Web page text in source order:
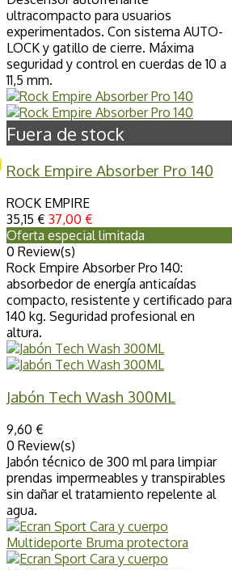
ultracompacto para usuarios
experimentados. Con sistema AUTO-
LOCK y gatillo de cierre. Máxima
seguridad y control en cuerdas de 10 a
11,5 mm.
Fuera de stock
Rock Empire Absorber Pro 140
ROCK EMPIRE
35,15 € 37,00 €
Oferta especial limitada
0 Review(s)
Rock Empire Absorber Pro 140:
absorbedor de energía anticaídas
compacto, resistente y certificado para
140 kg. Seguridad profesional en
altura.
Jabón Tech Wash 300ML
9,60 €
0 Review(s)
Jabón técnico de 300 ml para limpiar
prendas impermeables y transpirables
sin dañar el tratamiento repelente al
agua.